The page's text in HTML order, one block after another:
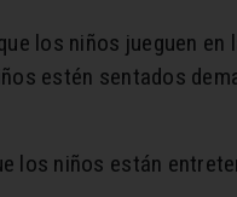
los niños jueguen
estén sentados
los niños están